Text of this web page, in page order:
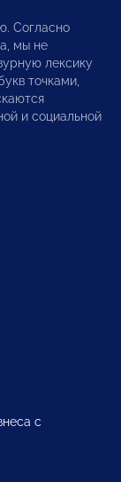
Согласно
мы не
лексику
точками,
и социальной
с